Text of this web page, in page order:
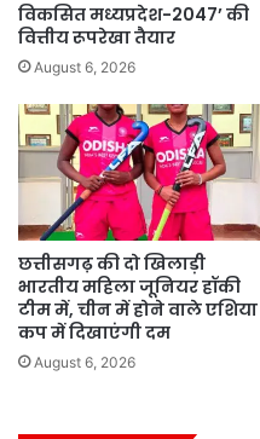
विकसित मध्यप्रदेश-2047’ की
वित्तीय रूपरेखा तैयार
August 6, 2026
छत्तीसगढ़ की दो खिलाड़ी
भारतीय महिला जूनियर हॉकी
टीम में, चीन में होने वाले एशिया
कप में दिखाएंगी दम
August 6, 2026